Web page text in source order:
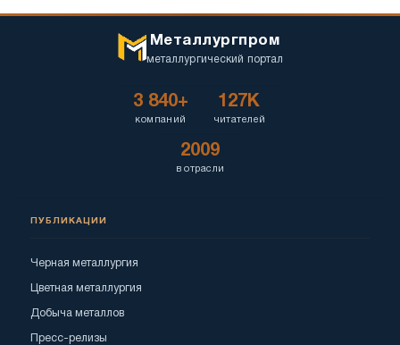
Металлургпром
металлургический портал
3 840+
компаний
127K
читателей
2009
в отрасли
ПУБЛИКАЦИИ
Черная металлургия
Цветная металлургия
Добыча металлов
Пресс-релизы